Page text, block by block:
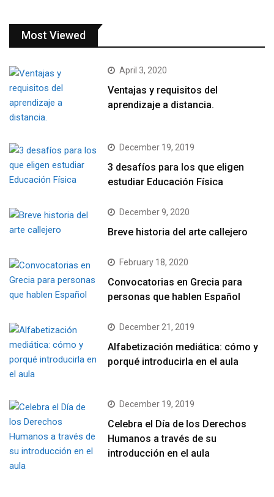
Most Viewed
April 3, 2020
Ventajas y requisitos del
aprendizaje a distancia.
December 19, 2019
3 desafíos para los que eligen
estudiar Educación Física
December 9, 2020
Breve historia del arte callejero
February 18, 2020
Convocatorias en Grecia para
personas que hablen Español
December 21, 2019
Alfabetización mediática: cómo y
porqué introducirla en el aula
December 19, 2019
Celebra el Día de los Derechos
Humanos a través de su
introducción en el aula